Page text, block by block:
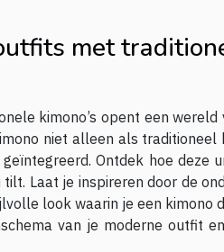
met
kimono’s opent een
niet alleen als traditioneel
Ontdek hoe deze
Laat je inspireren door de
look waarin je een kimono
van je moderne outfit